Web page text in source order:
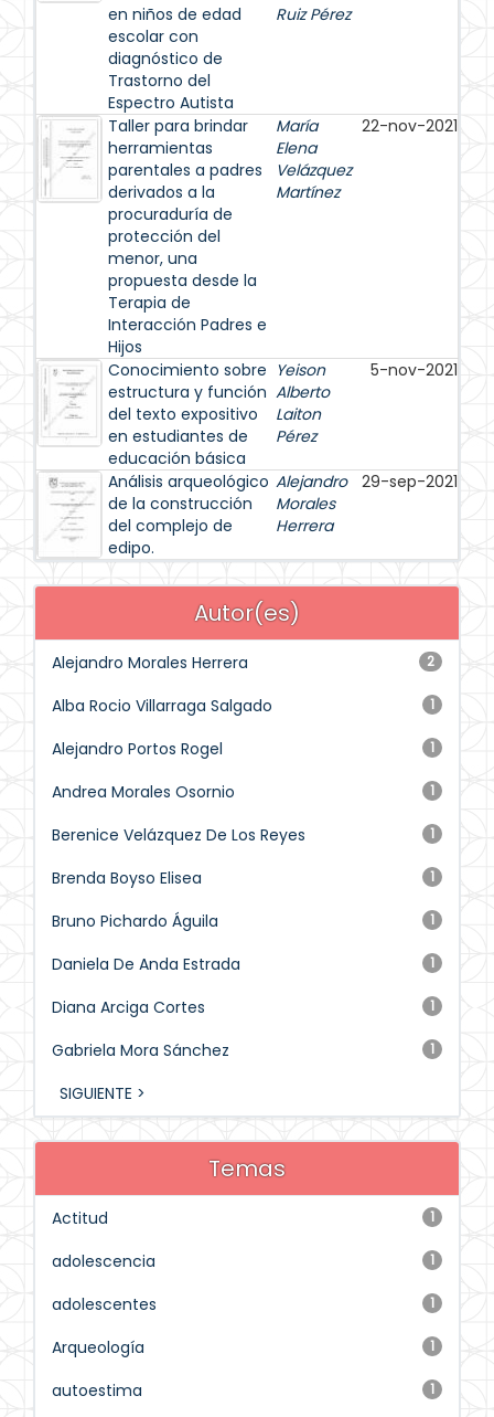
en niños de edad
escolar con
diagnóstico de
Trastorno del
Espectro Autista
Ruiz Pérez
Taller para brindar
herramientas
parentales a padres
derivados a la
procuraduría de
protección del
menor, una
propuesta desde la
Terapia de
Interacción Padres e
Hijos
María
Elena
Velázquez
Martínez
22-nov-2021
Conocimiento sobre
estructura y función
del texto expositivo
en estudiantes de
educación básica
Yeison
Alberto
Laiton
Pérez
5-nov-2021
Análisis arqueológico
de la construcción
del complejo de
edipo.
Alejandro
Morales
Herrera
29-sep-2021
Autor(es)
2
Alejandro Morales Herrera
1
Alba Rocio Villarraga Salgado
1
Alejandro Portos Rogel
1
Andrea Morales Osornio
1
Berenice Velázquez De Los Reyes
1
Brenda Boyso Elisea
1
Bruno Pichardo Águila
1
Daniela De Anda Estrada
1
Diana Arciga Cortes
1
Gabriela Mora Sánchez
SIGUIENTE >
Temas
1
Actitud
1
adolescencia
1
adolescentes
1
Arqueología
1
autoestima